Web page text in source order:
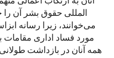
المللی حقوق بشر آن را
می‌خوانند، زیرا رسانه
مورد فساد اداری مقامات
همه آنان در بازداشت